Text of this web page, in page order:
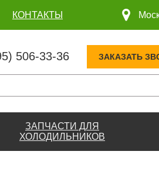
КОНТАКТЫ
506-33-36 ЗАКАЗАТЬ
ЗАПЧАСТИ ДЛЯ
ХОЛОДИЛЬНИКОВ